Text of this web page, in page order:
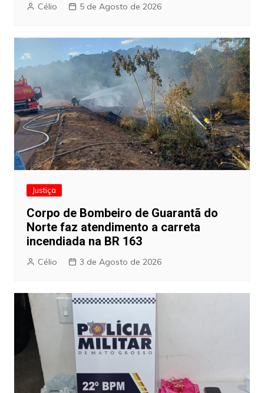
Célio 5 de Agosto de 2026
Justiça
Corpo de Bombeiro de Guarantã do
Norte faz atendimento a carreta
incendiada na BR 163
Célio 3 de Agosto de 2026